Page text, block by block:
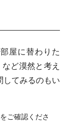
屋に替わりた
ど漠然と考え
してみるのもい
ご確認くださ